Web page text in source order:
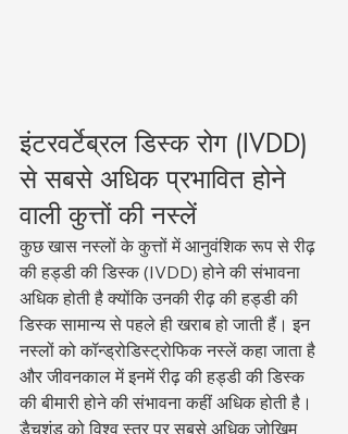
इंटरवर्टेब्रल डिस्क रोग (IVDD)
से सबसे अधिक प्रभावित होने
वाली कुत्तों की नस्लें
कुछ खास नस्लों के कुत्तों में आनुवंशिक रूप से रीढ़
की हड्डी की डिस्क (IVDD) होने की संभावना
अधिक होती है क्योंकि उनकी रीढ़ की हड्डी की
डिस्क सामान्य से पहले ही खराब हो जाती हैं। इन
नस्लों को कॉन्ड्रोडिस्ट्रोफिक नस्लें कहा जाता है
और जीवनकाल में इनमें रीढ़ की हड्डी की डिस्क
की बीमारी होने की संभावना कहीं अधिक होती है।
डैचशंड को विश्व स्तर पर सबसे अधिक जोखिम